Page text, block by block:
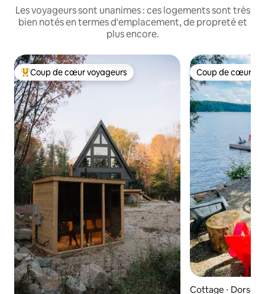
Les voyageurs sont unanimes : ces logements sont très
bien notés en termes d'emplacement, de propreté et
plus encore.
Coups de cœur voyageurs les plus appréciés
Coup de cœur voyageurs Coup de cœur
Coup de cœur
Cottage ⋅ Dorset